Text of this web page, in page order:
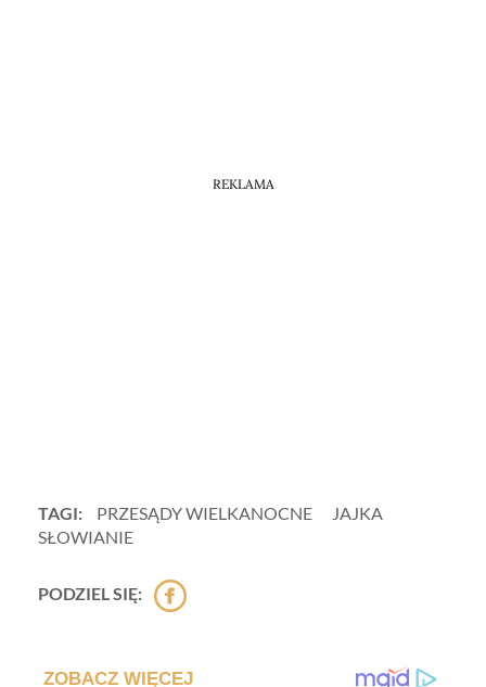
REKLAMA
TAGI: PRZESĄDY WIELKANOCNE
JAJKA
SŁOWIANIE
PODZIEL SIĘ: